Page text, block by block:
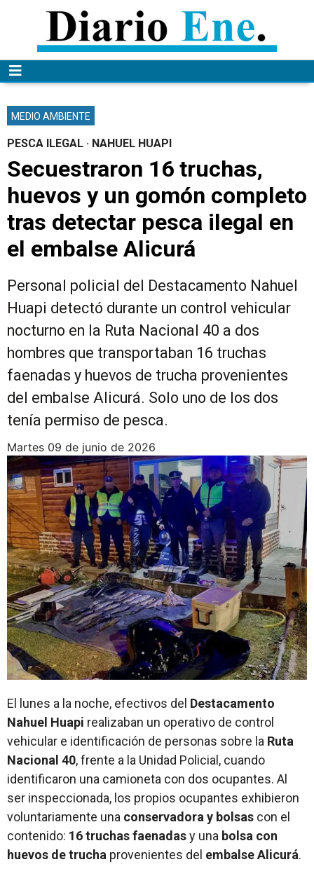
MEDIO AMBIENTE
PESCA ILEGAL · NAHUEL HUAPI
Secuestraron 16 truchas,
huevos y un gomón completo
tras detectar pesca ilegal en
el embalse Alicurá
Personal policial del Destacamento Nahuel
Huapi detectó durante un control vehicular
nocturno en la Ruta Nacional 40 a dos
hombres que transportaban 16 truchas
faenadas y huevos de trucha provenientes
del embalse Alicurá. Solo uno de los dos
tenía permiso de pesca.
martes 09 de junio de 2026
El lunes a la noche, efectivos del Destacamento
Nahuel Huapi realizaban un operativo de control
vehicular e identificación de personas sobre la Ruta
Nacional 40, frente a la Unidad Policial, cuando
identificaron una camioneta con dos ocupantes. Al
ser inspeccionada, los propios ocupantes exhibieron
voluntariamente una conservadora y bolsas con el
contenido: 16 truchas faenadasy una bolsa con
huevos de trucha provenientes del embalse Alicurá.